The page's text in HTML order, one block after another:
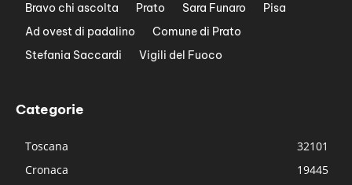
Bravo chi ascolta
Prato Sara Funaro
Pisa
Ad ovest di padalino
Comune di Prato
Stefania Saccardi
Vigili del Fuoco
Categorie
Toscana
32101
Cronaca
19445